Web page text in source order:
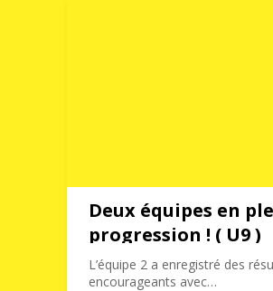
Deux équipes en
progression ! ( U9 )
L’équipe 2 a enregistré des
encourageants avec…